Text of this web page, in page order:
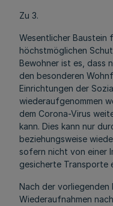
Zu 3.
Wesentlicher Baustein
höchstmöglichen
Bewohner ist es, dass
den besonderen
Einrichtungen der
wiederaufgenommen
dem Corona-Virus
kann. Dies kann nur
beziehungsweise
sofern nicht von einer
gesicherte Transporte
Nach der vorliegenden
Wiederaufnahmen